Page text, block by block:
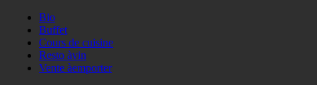
Bio
Buffet
Cours de cuisine
Resto àvin
Vente àemporter